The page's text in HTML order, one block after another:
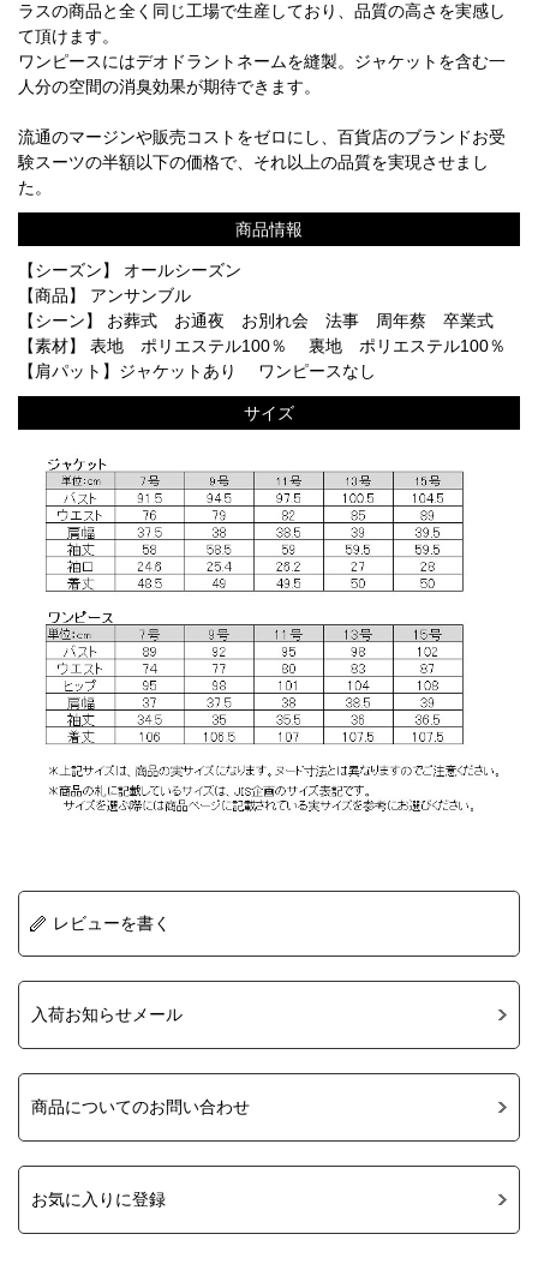
ラスの商品と全く同じ工場で生産しており、品質の高さを実感し
て頂けます。
ワンピースにはデオドラントネームを縫製。ジャケットを含む一
人分の空間の消臭効果が期待できます。
流通のマージンや販売コストをゼロにし、百貨店のブランドお受
験スーツの半額以下の価格で、それ以上の品質を実現させまし
た。
商品情報
【シーズン】 オールシーズン
【商品】 アンサンブル
【シーン】 お葬式 お通夜 お別れ会 法事 周年蔡 卒業式
【素材】 表地 ポリエステル100％ 裏地 ポリエステル100％
【肩パット】ジャケットあり ワンピースなし
サイズ
レビューを書く
入荷お知らせメール
商品についてのお問い合わせ
お気に入りに登録